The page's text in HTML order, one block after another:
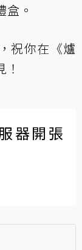
。
，祝你在《爐
器開張